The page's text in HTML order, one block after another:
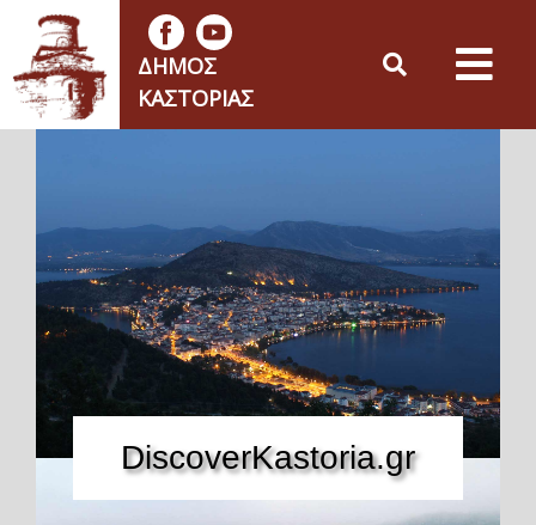
ΔΉΜΟΣ
ΚΑΣΤΟΡΙΆΣ
DiscoverKastoria.gr